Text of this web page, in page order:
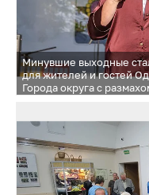
Минувшие выходные
для жителей и гостей
Города округа с